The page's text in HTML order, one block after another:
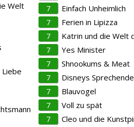
Welt
7
Einfach Unheimlich
7
Ferien in Lipizza
7
Katrin und die Welt
7
Yes Minister
7
Shnookums & Meat
7
Disneys
7
Blauvogel
7
Voll zu spät
7
Cleo und die